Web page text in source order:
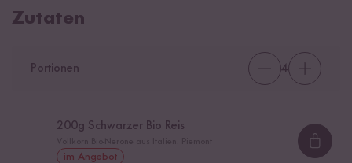
Zutaten
Portionen 4
200g Schwarzer Bio Reis
im Angebot